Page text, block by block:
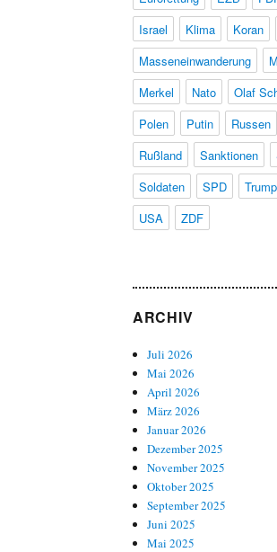
Israel
Klima Koran
Masseneinwanderung
Merkel
Nato Olaf
Polen
Putin Russen
Rußland
Sanktionen
Soldaten
SPD Trump
USA
ZDF
ARCHIV
Juli 2026
Mai 2026
April 2026
März 2026
Januar 2026
Dezember 2025
November 2025
Oktober 2025
September 2025
Juni 2025
Mai 2025